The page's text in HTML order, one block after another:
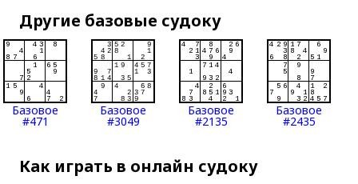
Другие базовые судоку
Базовое
#471
Базовое
#3049
Базовое
#2135
Базовое
#2435
Как играть в онлайн судоку